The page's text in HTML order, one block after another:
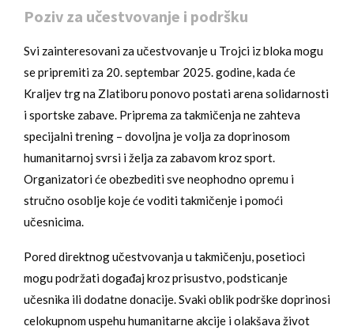
Poziv za učestvovanje i podršku
Svi zainteresovani za učestvovanje u Trojci iz bloka mogu
se pripremiti za 20. septembar 2025. godine, kada će
Kraljev trg na Zlatiboru ponovo postati arena solidarnosti
i sportske zabave. Priprema za takmičenja ne zahteva
specijalni trening – dovoljna je volja za doprinosom
humanitarnoj svrsi i želja za zabavom kroz sport.
Organizatori će obezbediti sve neophodno opremu i
stručno osoblje koje će voditi takmičenje i pomoći
učesnicima.
Pored direktnog učestvovanja u takmičenju, posetioci
mogu podržati događaj kroz prisustvo, podsticanje
učesnika ili dodatne donacije. Svaki oblik podrške doprinosi
celokupnom uspehu humanitarne akcije i olakšava život